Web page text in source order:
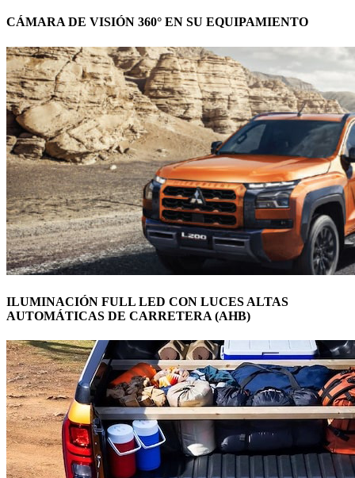
CÁMARA DE VISIÓN 360° EN SU EQUIPAMIENTO
ILUMINACIÓN FULL LED CON LUCES ALTAS
AUTOMÁTICAS DE CARRETERA (AHB)